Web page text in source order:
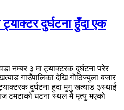
दुर्घटना हुँदा एक
नम्बर ३ मा ट्याक्टरक दुर्घटना परेर
गाउँपालिका देखि गोठिज्युला बजार
दुर्घटना हुदा मुगु खत्याड ३स्थाई
टमटाको धटना स्थल मै मृत्यु भएकाे